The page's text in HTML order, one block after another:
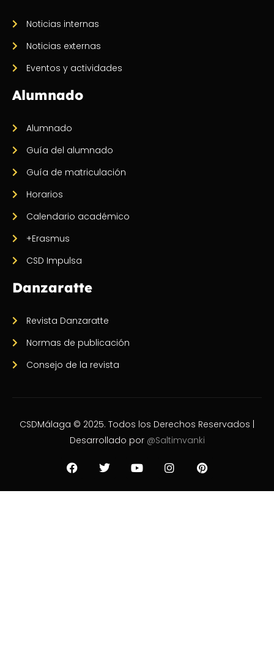
Noticias internas
Noticias externas
Eventos y actividades
Alumnado
Alumnado
Guía del alumnado
Guía de matriculación
Horarios
Calendario académico
+Erasmus
CSD Impulsa
Danzaratte
Revista Danzaratte
Normas de publicación
Consejo de la revista
CSDMálaga © 2025. Todos los Derechos Reservados |
Desarrollado por @Saltimvanki